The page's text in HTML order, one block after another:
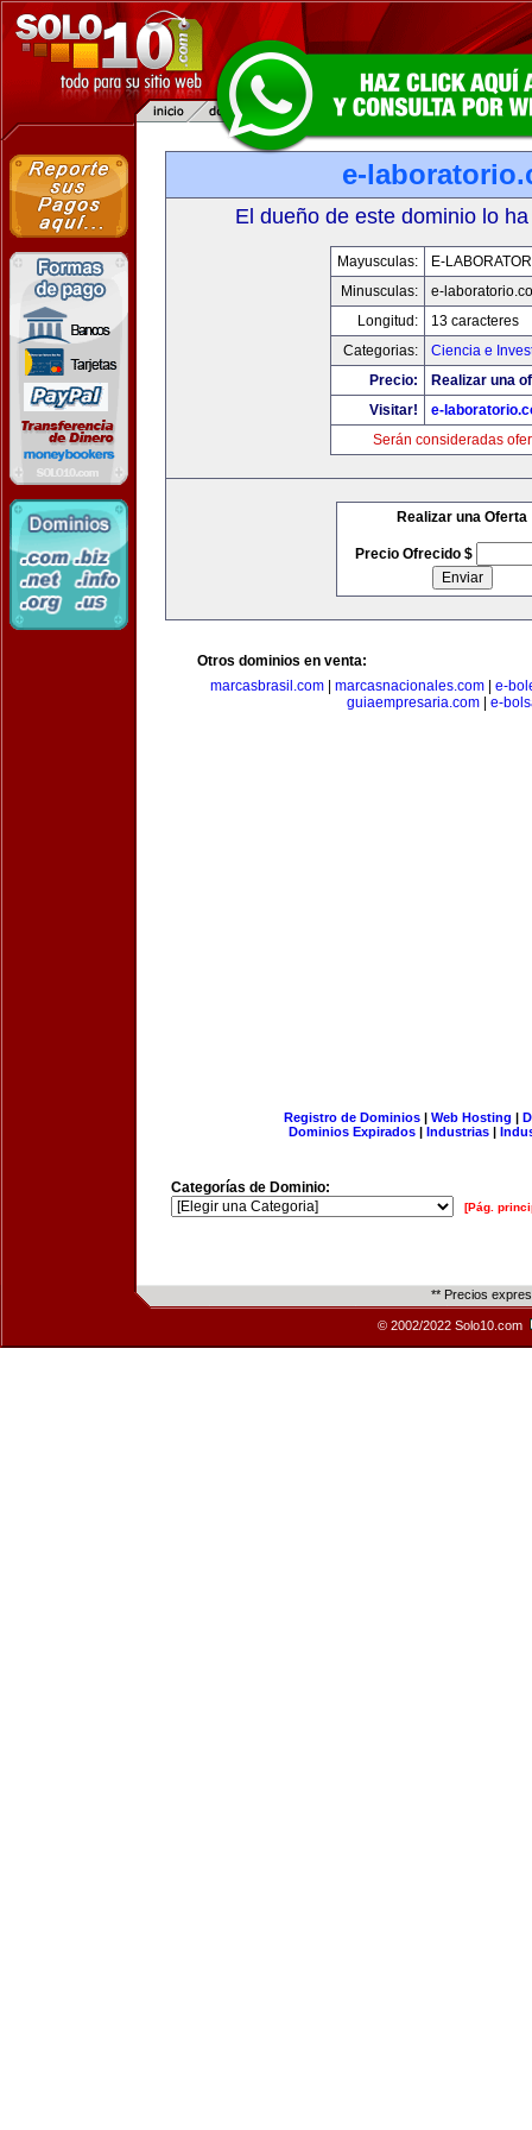
e-
El dueño de este dominio lo
Mayusculas:
E-
Minusculas:
e-
Longitud:
13 caracteres
Categorias:
Ciencia e
Precio:
Realizar una
Visitar!
e-
Serán consideradas
Realizar una Oferta
Precio Ofrecido $
Otros dominios en venta:
marcasbrasil.com| marcasnacionales.com| e-
guiaempresaria.com
e-
Registro de Dominios| Web Hosting |
Dominios Expirados | Industrias |
Categorías de Dominio:
[Pág.
** Precios
© 2002/2022 Solo10.com